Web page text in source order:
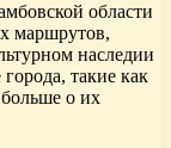
области
маршрутов,
наследии
такие как
о их